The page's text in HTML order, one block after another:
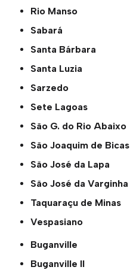
Rio Manso
Sabará
Santa Bárbara
Santa Luzia
Sarzedo
Sete Lagoas
São G. do Rio Abaixo
São Joaquim de Bicas
São José da Lapa
São José da Varginha
Taquaraçu de Minas
Vespasiano
Buganville
Buganville ll